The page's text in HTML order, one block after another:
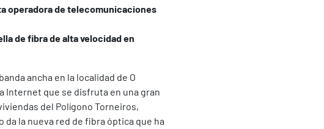
operadora de telecomunicaciones
de fibra de alta velocidad en
ancha en la localidad de O
Internet que se disfruta en una gran
del Polígono Torneiros,
da la nueva red de fibra óptica que ha